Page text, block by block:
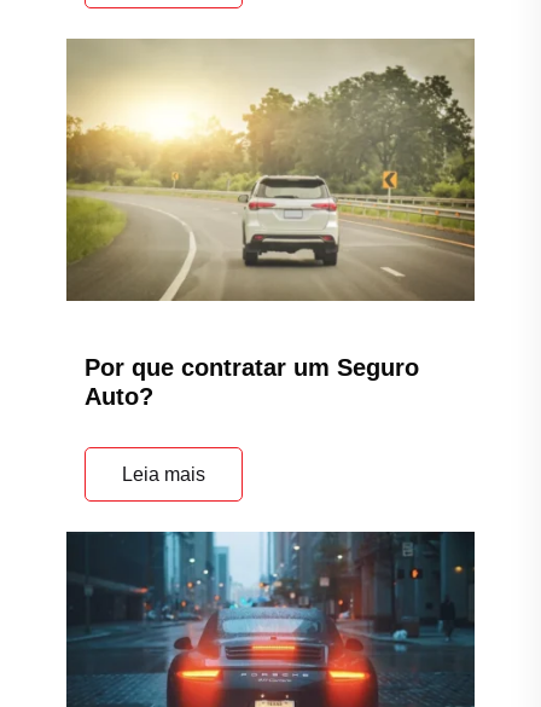
Por que contratar um Seguro
Auto?
Leia mais